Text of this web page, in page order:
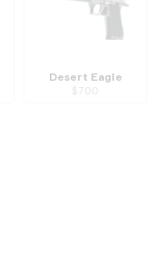
Desert Eagle
$
700